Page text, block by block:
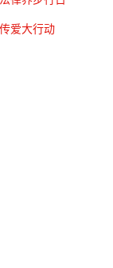
爱大行动